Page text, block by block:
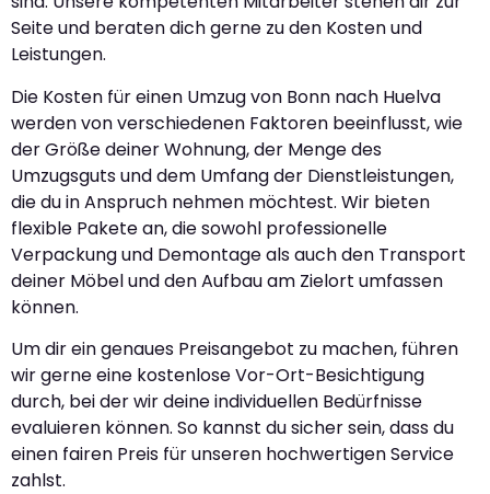
Seite und beraten dich gerne zu den Kosten und
Leistungen.
Die Kosten für einen Umzug von Bonn nach Huelva
werden von verschiedenen Faktoren beeinflusst, wie
der Größe deiner Wohnung, der Menge des
Umzugsguts und dem Umfang der Dienstleistungen,
die du in Anspruch nehmen möchtest. Wir bieten
flexible Pakete an, die sowohl professionelle
Verpackung und Demontage als auch den Transport
deiner Möbel und den Aufbau am Zielort umfassen
können.
Um dir ein genaues Preisangebot zu machen, führen
wir gerne eine kostenlose Vor-Ort-Besichtigung
durch, bei der wir deine individuellen Bedürfnisse
evaluieren können. So kannst du sicher sein, dass du
einen fairen Preis für unseren hochwertigen Service
zahlst.